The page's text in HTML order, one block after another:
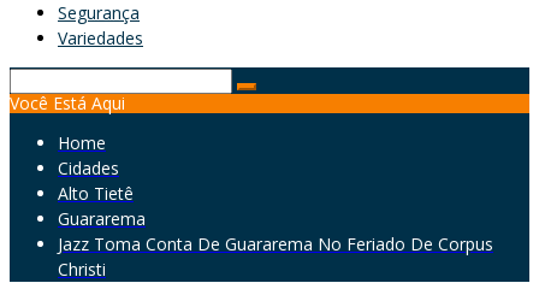
Segurança
Variedades
for:
Você Está Aqui
Home
Cidades
Alto Tietê
Guararema
Jazz Toma Conta De Guararema No Feriado De Corpus
Christi